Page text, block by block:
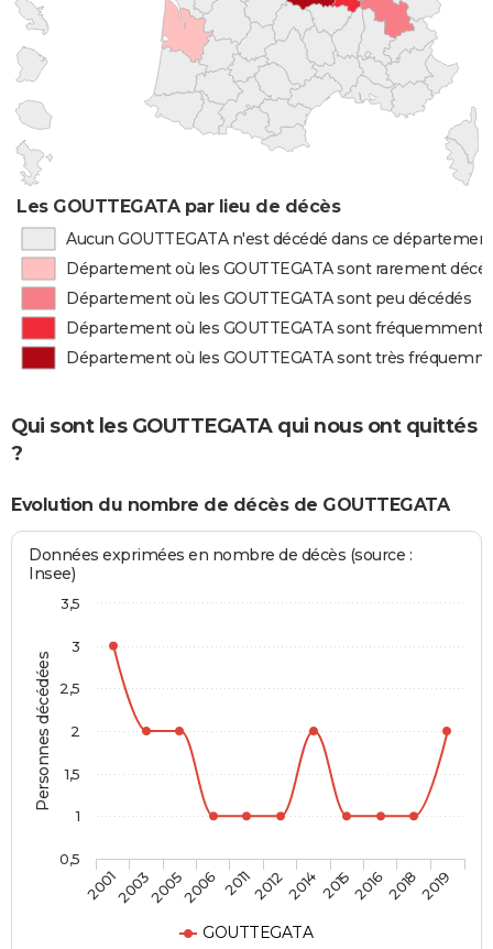
Les GOUTTEGATA par lieu de décès
Aucun GOUTTEGATA n'est décédé dans ce
Département où les GOUTTEGATA sont rarement
Département où les GOUTTEGATA sont peu décédés
Département où les GOUTTEGATA sont fréquemment
Département où les GOUTTEGATA sont très
Qui sont les GOUTTEGATA qui nous ont quittés
?
Evolution du nombre de décès de GOUTTEGATA
Personnes décédées
Données exprimées en nombre de décès (source :
Insee)
GOUTTEGATA
2001200320052006 2011201220142015201620182019
0,5
1
1,5
2
2,5
3
3,5